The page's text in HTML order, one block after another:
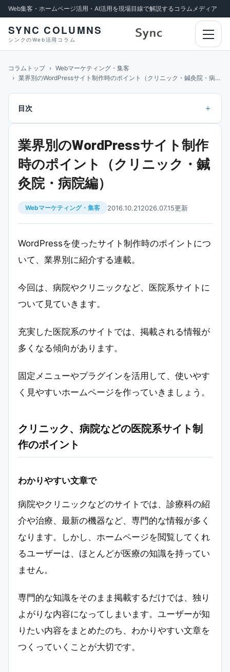
Web集客・ホームページ活用・AI活用を現場目線で解説するコラムメディア
SYNC COLUMNS
シンクのWeb活用コラム メニ
コラムトップ
Webマーケティング・集客
業界別のWordPressサイト制作時のポイント（クリニック・鍼灸院・病院編）
業界別のWordPressサイト制作
時のポイント（クリニック・鍼
灸院・病院編）
Webマーケティング・集客 2016.10.212026.07.15更新
WordPressを使ったサイト制作時のポイントにつ
いて、業界別に紹介する連載。
今回は、病院やクリニックなど、医院系サイトに
ついて見ていきます。
充実した医院系のサイトでは、掲載される情報が
多くなる傾向があります。
固定メニューやプラグインを活用して、使いやす
く見やすいホームページを作っていきましょう。
クリニック、病院などの医院系サイト制
作のポイント
わかりやすい文章で
病院やクリニックなどのサイトでは、診療科の紹
介や治療、最新の機器など、専門的な情報が多く
なります。しかし、ホームページを閲覧してくれ
るユーザーは、ほとんどが医療の知識を持ってい
ません。
専門的な知識をそのまま掲載するだけでは、独り
よがりな内容になってしまいます。ユーザーが知
りたい内容をまとめたのち、わかりやすい文章を
つくっていくことが大切です。
目次